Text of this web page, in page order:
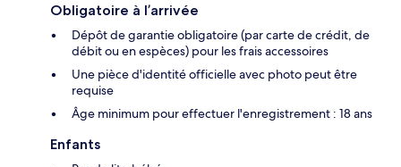
Obligatoire à l’arrivée
Dépôt de garantie obligatoire (par carte de crédit, de
débit ou en espèces) pour les frais accessoires
Une pièce d'identité officielle avec photo peut être
requise
Âge minimum pour effectuer l'enregistrement : 18 ans
Enfants